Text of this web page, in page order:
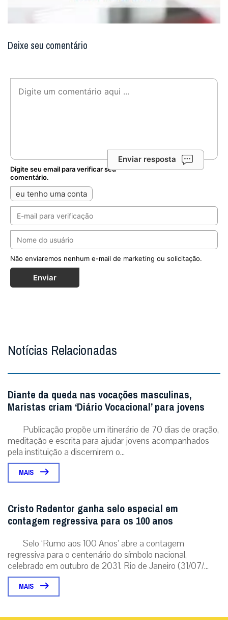
Deixe seu comentário
Enviar resposta
Digite seu email para verificar seu
comentário.
eu tenho uma conta
Não enviaremos nenhum e-mail de marketing ou solicitação.
Enviar
Notícias Relacionadas
Diante da queda nas vocações masculinas,
Maristas criam ‘Diário Vocacional’ para jovens
Publicação propõe um itinerário de 70 dias de oração,
meditação e escrita para ajudar jovens acompanhados
pela instituição a discernirem o...
MAIS
Cristo Redentor ganha selo especial em
contagem regressiva para os 100 anos
Selo ‘Rumo aos 100 Anos’ abre a contagem
regressiva para o centenário do símbolo nacional,
celebrado em outubro de 2031. Rio de Janeiro (31/07/...
MAIS